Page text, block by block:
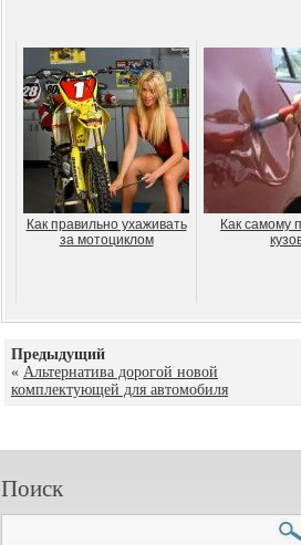
Как правильно ухаживать
за мотоциклом
Как самому
Предыдущий
« Альтернатива дорогой новой
комплектующей для автомобиля
Поиск